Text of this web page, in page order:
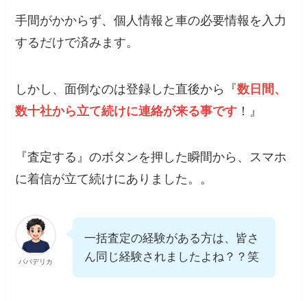
手間がかからず、個人情報と車の必要情報を入力
するだけで済みます。
しかし、面倒なのは登録した直後から『数日間、
数十社から立て続けに連絡が来る事です ！』
『査定する』のボタンを押した瞬間から、スマホ
に着信が立て続けにありました。。
パパデリカ
一括査定の経験がある方は、皆さ
ん同じ経験されましたよね？？笑